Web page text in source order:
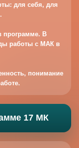
для себя, для
программе. В
работы с МАК в
понимание
17 МК